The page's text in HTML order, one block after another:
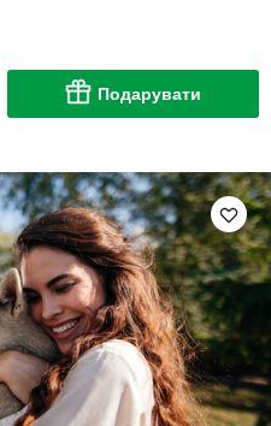
Подарувати